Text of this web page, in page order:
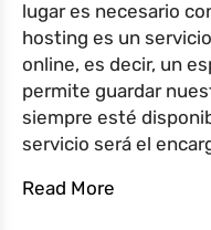
lugar es necesario
hosting es un
online, es decir, un
permite guardar
siempre esté
servicio será el
Read More